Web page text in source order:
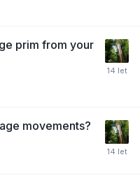
prim from your
movements?